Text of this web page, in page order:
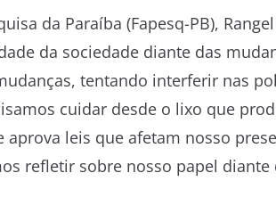
da Paraíba (Fapesq-PB),
da sociedade diante das
tentando interferir nas
cuidar desde o lixo que
leis que afetam nosso
refletir sobre nosso papel diante